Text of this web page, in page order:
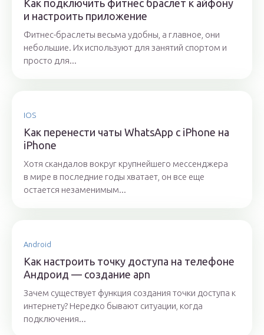
Как подключить фитнес браслет к айфону
и настроить приложение
Фитнес-браслеты весьма удобны, а главное, они
небольшие. Их используют для занятий спортом и
просто для...
IOS
Как перенести чаты WhatsApp с iPhone на
iPhone
Хотя скандалов вокруг крупнейшего мессенджера
в мире в последние годы хватает, он все еще
остается незаменимым...
Android
Как настроить точку доступа на телефоне
Андроид — создание apn
Зачем существует функция создания точки доступа к
интернету? Нередко бывают ситуации, когда
подключения...